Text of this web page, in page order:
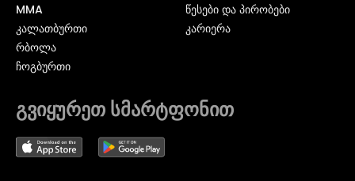
MMA
ᲙᲐᲚᲐᲗᲑᲣᲠᲗᲘ
ᲠᲑᲝᲚᲐ
ᲩᲝᲒᲑᲣᲠᲗᲘ
წესები და პირობები
კარიერა
გვიყურეთ სმარტფონით